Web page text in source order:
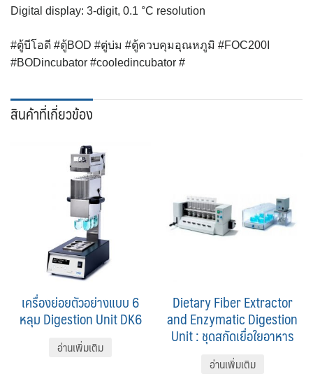
Digital display: 3-digit, 0.1 °C resolution
#ตู้บีโอดี #ตู้BOD #ตู่บ่ม #ตู้ควบคุมอุณหภูมิ #FOC200I
#BODincubator #cooledincubator #
สินค้าที่เกี่ยวข้อง
เครื่องย่อยตัวอย่างแบบ 6
หลุม Digestion Unit DK6
อ่านเพิ่มเติม
Dietary Fiber Extractor
and Enzymatic Digestion
Unit : ชุดสกัดเยื่อใยอาหาร
อ่านเพิ่มเติม